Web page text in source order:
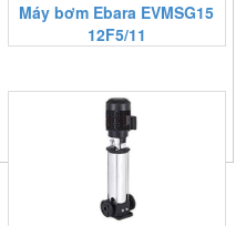
Máy bơm Ebara EVMSG15
12F5/11